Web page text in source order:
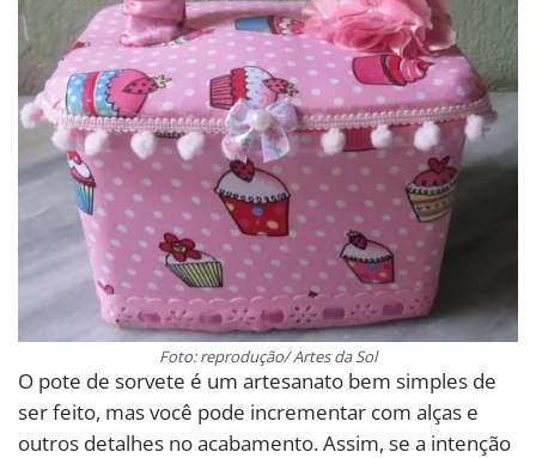
Foto: reprodução/ Artes da Sol
O pote de sorvete é um artesanato bem simples de
ser feito, mas você pode incrementar com alças e
outros detalhes no acabamento. Assim, se a intenção